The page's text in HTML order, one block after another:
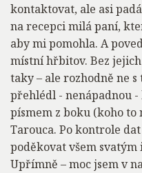
kontaktovat, ale asi
na recepci milá paní,
aby mi pomohla. A
místní hřbitov. Bez
taky – ale rozhodně ne
přehlédl - nenápadnou
písmem z boku (koho to
Tarouca. Po kontrole
poděkovat všem
Upřímně – moc jsem v